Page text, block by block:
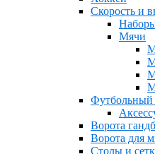
Скорость и
Мячи
Футбольный
Ворота
Ворота для
Столы и